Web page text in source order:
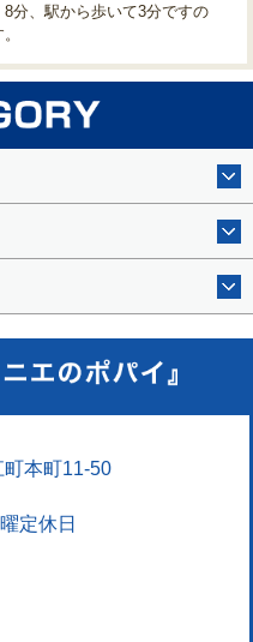
分、駅から歩いて3分ですの
町本町11-50
定休日